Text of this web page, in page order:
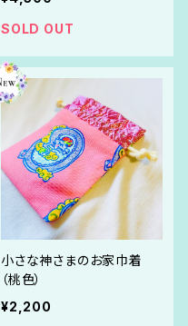
SOLD OUT
小さな神さまのお家巾着
（桃色）
¥2,200